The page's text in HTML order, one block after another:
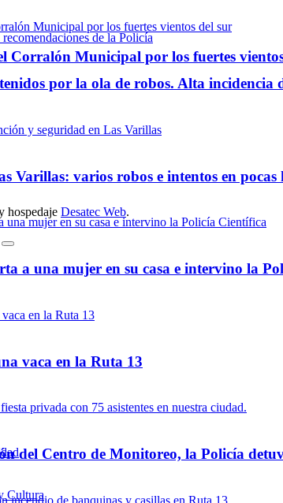
por la ola de robos. Alta incidencia
Varillas: varios robos e intentos en pocas
a una mujer en su casa e intervino la
vaca en la Ruta 13
del Centro de Monitoreo, la Policía
Corralón Municipal por los fuertes
hospedaje Desatec Web.
Cultura